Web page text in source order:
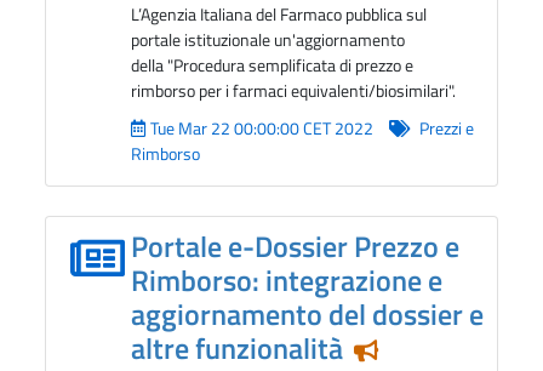
L’Agenzia Italiana del Farmaco pubblica sul
portale istituzionale un'aggiornamento
della "Procedura semplificata di prezzo e
rimborso per i farmaci equivalenti/biosimilari".
Tue Mar 22 00:00:00 CET 2022
Prezzi e
Rimborso
Portale e-Dossier Prezzo e
Rimborso: integrazione e
aggiornamento del dossier e
altre funzionalità Notizia in